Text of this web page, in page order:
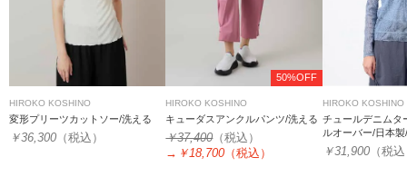
HIROKO KOSHINO
変形プリーツカットソー/洗える
￥36,300 （税込）
50%OFF
HIROKO KOSHINO
キューダスアンクルパンツ/洗える
￥37,400（税込）
→ ￥18,700 （税込）
HIROKO KOSHINO
チュールデニムタ
ルオーバー/日本
￥31,900（税